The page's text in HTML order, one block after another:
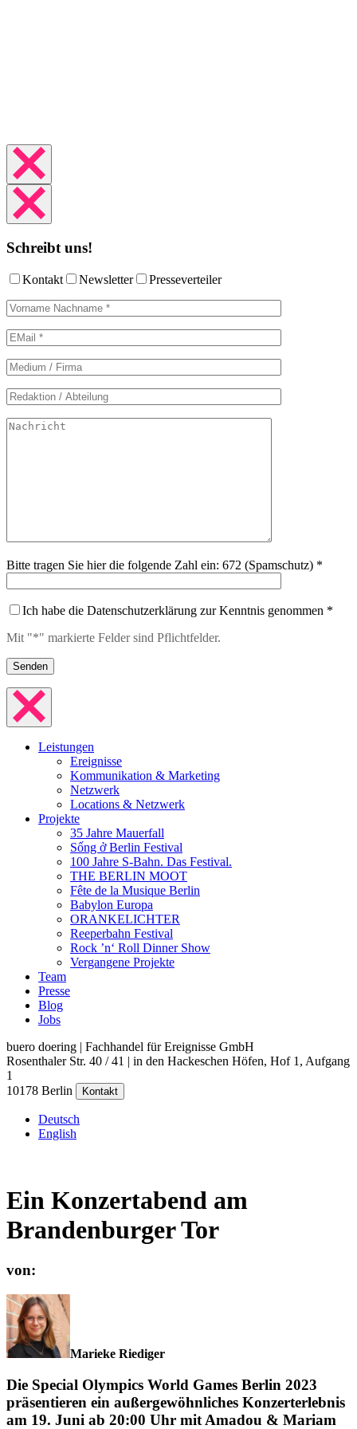
Schreibt uns!
Kontakt Newsletter Presseverteiler
Bitte tragen Sie hier die folgende Zahl ein: 672 (Spamschutz) *
Ich habe die Datenschutzerklärung zur Kenntnis genommen *
Mit "*" markierte Felder sind Pflichtfelder.
Leistungen
Ereignisse
Kommunikation & Marketing
Netzwerk
Locations & Netzwerk
Projekte
35 Jahre Mauerfall
Sống ở Berlin Festival
100 Jahre S-Bahn. Das Festival.
THE BERLIN MOOT
Fête de la Musique Berlin
Babylon Europa
ORANKELICHTER
Reeperbahn Festival
Rock ’n‘ Roll Dinner Show
Vergangene Projekte
Team
Presse
Blog
Jobs
buero doering | Fachhandel für Ereignisse GmbH
Rosenthaler Str. 40 / 41 | in den Hackeschen Höfen, Hof 1, Aufgang
1
10178 Berlin
Kontakt
Deutsch
English
Ein Konzertabend am
Brandenburger Tor
von:
Marieke Riediger
Die Special Olympics World Games Berlin 2023
präsentieren ein außergewöhnliches Konzerterlebnis
am 19. Juni ab 20:00 Uhr mit Amadou & Mariam